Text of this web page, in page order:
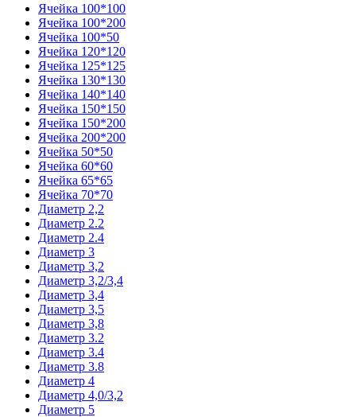
Ячейка 100*100
Ячейка 100*200
Ячейка 100*50
Ячейка 120*120
Ячейка 125*125
Ячейка 130*130
Ячейка 140*140
Ячейка 150*150
Ячейка 150*200
Ячейка 200*200
Ячейка 50*50
Ячейка 60*60
Ячейка 65*65
Ячейка 70*70
Диаметр 2,2
Диаметр 2.2
Диаметр 2.4
Диаметр 3
Диаметр 3,2
Диаметр 3,2/3,4
Диаметр 3,4
Диаметр 3,5
Диаметр 3,8
Диаметр 3.2
Диаметр 3.4
Диаметр 3.8
Диаметр 4
Диаметр 4,0/3,2
Диаметр 5